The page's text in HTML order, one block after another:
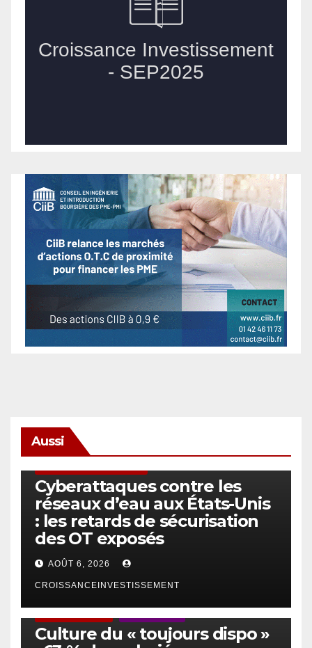
Aussi
Cyberattaques contre les
réseaux d’eau aux États-Unis
: les retards de sécurisation
des OT exposés
AOÛT 6, 2026
CROISSANCEINVESTISSEMENT
Culture du « toujours dispo »